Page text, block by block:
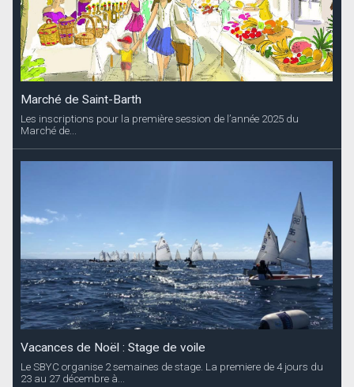
Marché de Saint-Barth
Les inscriptions pour la première session de l’année 2025 du
Marché de...
Vacances de Noël : Stage de voile
Le SBYC organise 2 semaines de stage. La premiere de 4 jours du
23 au 27 décembre à...